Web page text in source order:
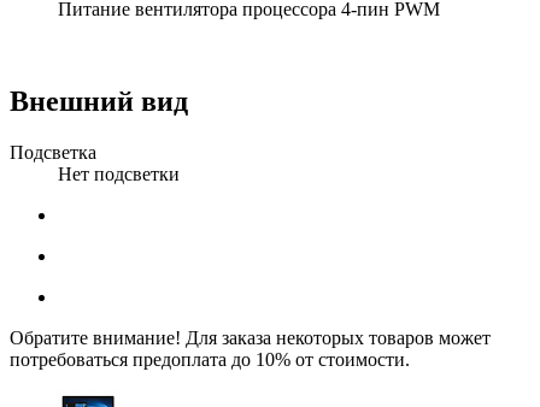
Питание вентилятора процессора 4-пин PWM
Внешний вид
Подсветка
Нет подсветки
Обратите внимание! Для заказа некоторых товаров может
потребоваться предоплата до 10% от стоимости.